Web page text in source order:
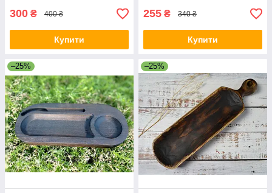
300 ₴ 400 ₴
Купити
255 ₴ 340 ₴
Купити
–25% –25%